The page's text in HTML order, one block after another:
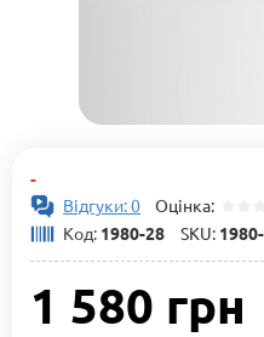
-
Відгуки: 0 Оцінка:
Код: 1980-28 SKU: 1980-
1 580 грн